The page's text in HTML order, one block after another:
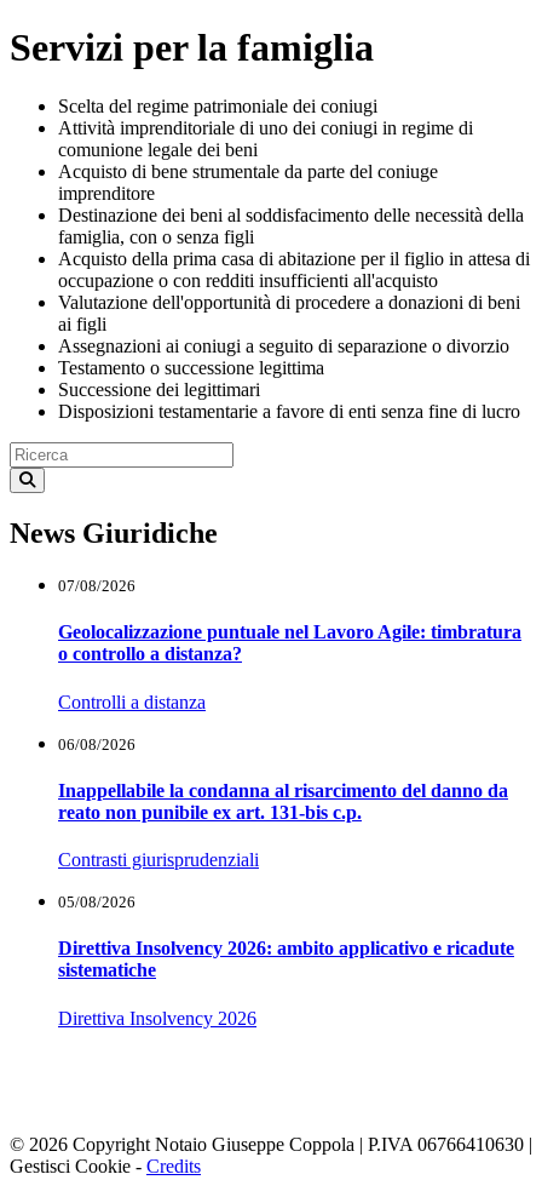
Servizi per la famiglia
Scelta del regime patrimoniale dei coniugi
Attività imprenditoriale di uno dei coniugi in regime di
comunione legale dei beni
Acquisto di bene strumentale da parte del coniuge
imprenditore
Destinazione dei beni al soddisfacimento delle necessità della
famiglia, con o senza figli
Acquisto della prima casa di abitazione per il figlio in attesa di
occupazione o con redditi insufficienti all'acquisto
Valutazione dell'opportunità di procedere a donazioni di beni
ai figli
Assegnazioni ai coniugi a seguito di separazione o divorzio
Testamento o successione legittima
Successione dei legittimari
Disposizioni testamentarie a favore di enti senza fine di lucro
News Giuridiche
07/08/2026
Geolocalizzazione puntuale nel Lavoro Agile: timbratura
o controllo a distanza?
Controlli a distanza
06/08/2026
Inappellabile la condanna al risarcimento del danno da
reato non punibile ex art. 131-bis c.p.
Contrasti giurisprudenziali
05/08/2026
Direttiva Insolvency 2026: ambito applicativo e ricadute
sistematiche
Direttiva Insolvency 2026
© 2026 Copyright Notaio Giuseppe Coppola | P.IVA 06766410630 |
Gestisci Cookie - Credits